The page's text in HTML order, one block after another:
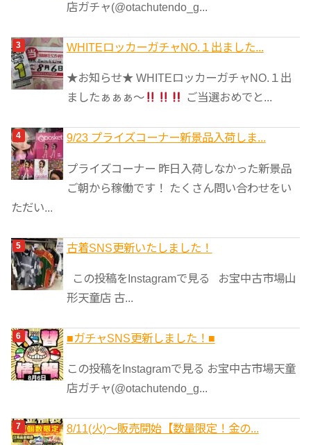
店ガチャ(@otachutendo_g...
WHITEロッカーガチャNO.１出ました...
★お知らせ★ WHITEロッカーガチャNO.１出
ましたぁぁぁ～
ご当選おめでと...
9/23 プライズコーナー新景品入荷しま...
プライズコーナー 昨日入荷しなかった新景品
ご朝から稼働です！ たくさん問い合わせをい
ただい...
古着SNS更新いたしました！
この投稿をInstagramで見る お宝中古市場山
形天童店 古...
■ガチャSNS更新しました！■
この投稿をInstagramで見る お宝中古市場天童
店ガチャ(@otachutendo_g...
8/11(火)～販売開始【数量限定！金の...